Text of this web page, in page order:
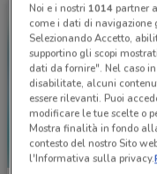
Noi e i nostri 1014partner
come i dati di navigazione
Selezionando Accetto,
supportino gli scopi
dati da fornire". Nel caso
disabilitate, alcuni
essere rilevanti. Puoi
modificare le tue scelte o
Mostra finalità in fondo
contesto del nostro Sito
l'Informativa sulla privacy.